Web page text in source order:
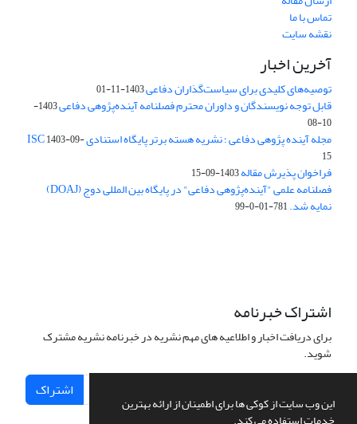
این وب سایت از کوکی ها برای اطمینان از ارائه بهترین
تماس با ما
نقشه سایت
آخرین اخبار
توصیه‌های کلیدی برای سیاست‌گذاران دفاعی1403-11-01
قابل توجه نویسندگان و داوران محترم فصلنامه آینده‌پژوهی دفاعی
1403-
10-08
مجله آینده پژوهی دفاعی ؛ نشریه هسته برتر پایگاه استنادی ISC1403-09-
15
فراخوان پذیرش مقاله1403-09-15
فصلنامه علمی "آینده‌پژوهی دفاعی" در پایگاه بین المللی دوج (DOAJ)
نمایه شد.781-01-0-99
اشتراک خبرنامه
برای دریافت اخبار و اطلاعیه های مهم نشریه در خبرنامه نشریه مشترک
شوید.
اشتراک